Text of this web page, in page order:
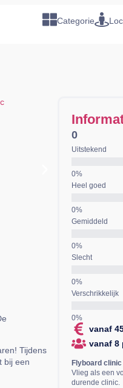
Categorie
Tijdens
bij een
0
Uitstekend
Heel goed
Gemiddeld
Slecht
Verschrikkelijk
vanaf
vanaf 8
Flyboard
Vlieg als een
durende clinic.